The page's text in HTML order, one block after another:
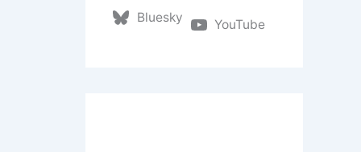
Bluesky YouTube